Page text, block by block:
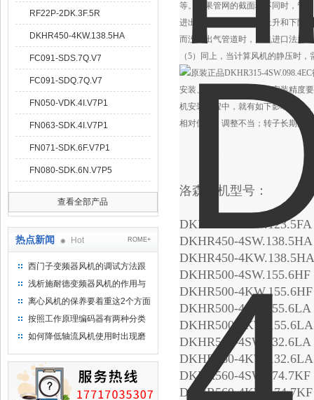
RF22P-2DK.3F.5R
DKHR450-4KW.138.5HA
FC091-SDS.7Q.V7
FC091-SDQ.7Q.V7
FN050-VDK.4I.V7P1
FN063-SDK.4I.V7P1
FN071-SDK.6F.V7P1
FN080-SDK.6N.V7P5
查看全部产品
热点新闻 Hot ROME+
西门子变频器风机的调试方法跟
步骤
浅析施耐德变频器风机的作用与
意义所在
离心风机的保养要着重这2个方面
按照工作原理编码器有两种分类
如何降低轴流风机使用时出现磨
等。如果管网的截面积不同时，管
进出气管网中，全压呈上升和下降
而没有出气管道时，风机进口法兰
（5）同上，当计算风机的静压时
安装、维修原因：风机的安装精度
机安装过程中，就有如下影响因素
相对位置）调整不当；转子长期放
洛森风机型号：
DKHR400-
DKHR450-4SW.138.5HA
DKHR450-
DKHR500-4SW.155.6HF
DKHR500-
DKHR500-4SW.155.6LA
DKHR500-
DKHR560-4SW.132.6LA
DKHR560-
DKHR560-4SW.174.7KF
DKHR560-